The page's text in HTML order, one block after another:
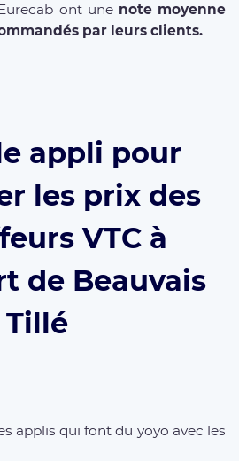
ont une note moyenne
par leurs clients.
appli pour
les prix des
VTC à
de Beauvais
Tillé
applis qui font du yoyo avec les